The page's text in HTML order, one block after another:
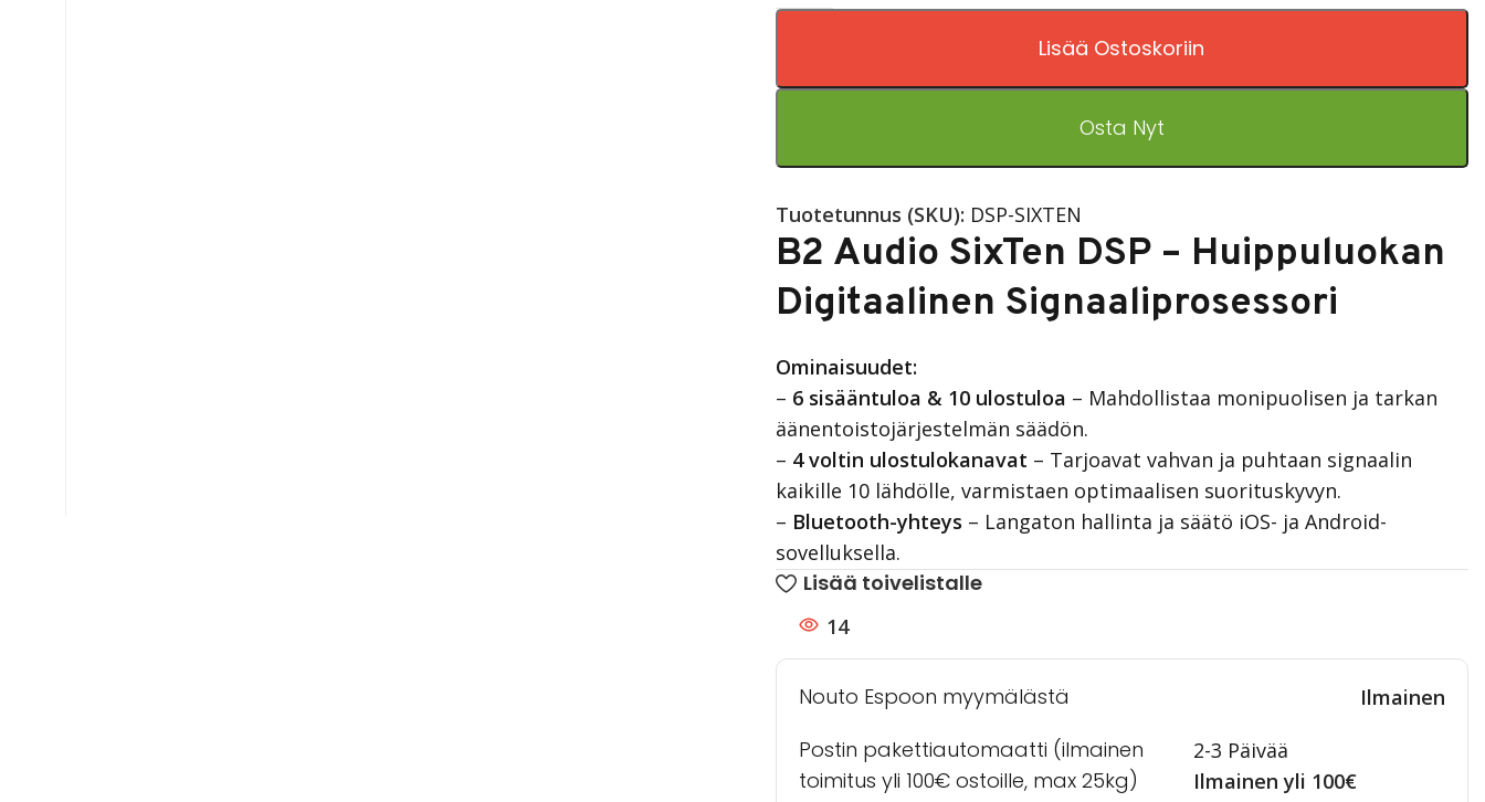
Lisää Ostoskoriin
Osta Nyt
Tuotetunnus (SKU): DSP-SIXTEN
B2 Audio SixTen DSP – Huippuluokan
Digitaalinen Signaaliprosessori
Ominaisuudet:
– 6 sisääntuloa & 10 ulostuloa – Mahdollistaa monipuolisen ja tarkan
äänentoistojärjestelmän säädön.
– 4 voltin ulostulokanavat – Tarjoavat vahvan ja puhtaan signaalin
kaikille 10 lähdölle, varmistaen optimaalisen suorituskyvyn.
– Bluetooth-yhteys – Langaton hallinta ja säätö iOS- ja Android-
sovelluksella.
Lisää toivelistalle
14
Nouto Espoon myymälästä Ilmainen
Postin pakettiautomaatti (ilmainen
toimitus yli 100€ ostoille, max 25kg)
2-3 Päivää
Ilmainen yli 100€